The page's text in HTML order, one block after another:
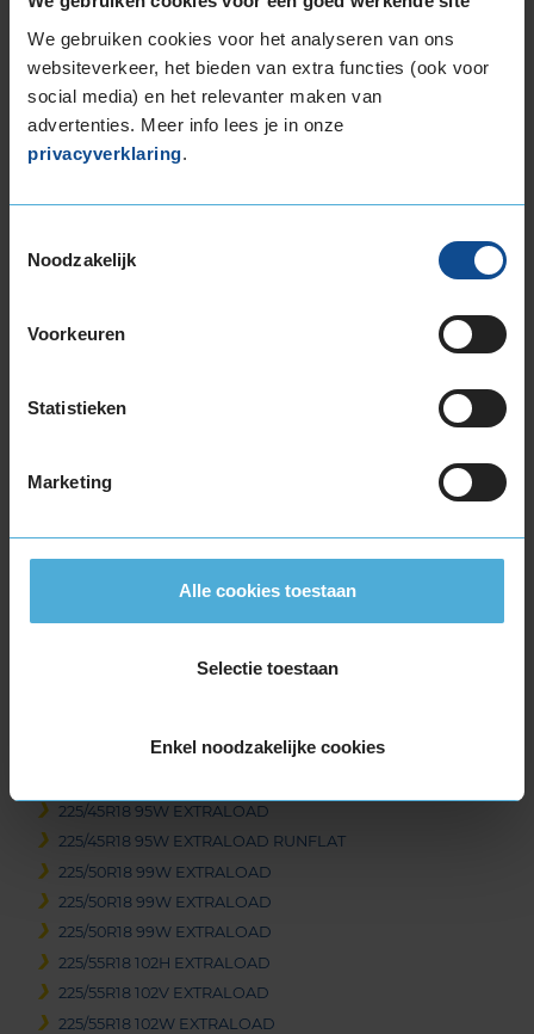
We gebruiken cookies voor het analyseren van ons
websiteverkeer, het bieden van extra functies (ook voor
social media) en het relevanter maken van
advertenties. Meer info lees je in onze
privacyverklaring.
Noodzakelijk
Voorkeuren
Statistieken
Marketing
Alle cookies toestaan
Selectie toestaan
Enkel noodzakelijke cookies
225/55R17 101W EXTRALOAD
225/55R17 101Y EXTRALOAD
225/55R17 97T EXTRALOAD
225/60R17 103V EXTRALOAD
225/65R17 106V EXTRALOAD
235/45R17 97Y EXTRALOAD
235/55R17 99H
245/45R17 99Y EXTRALOAD
245/55R17 106H EXTRALOAD
195/55R18 93H EXTRALOAD
215/40R18 89W EXTRALOAD
215/45R18 93Y EXTRALOAD
215/50R18 92W
215/55R18 99V EXTRALOAD
225/40R18 92Y EXTRALOAD
225/45R18 95W EXTRALOAD
225/45R18 95W EXTRALOAD RUNFLAT
225/50R18 99W EXTRALOAD
225/50R18 99W EXTRALOAD
225/50R18 99W EXTRALOAD
225/55R18 102H EXTRALOAD
225/55R18 102V EXTRALOAD
225/55R18 102W EXTRALOAD